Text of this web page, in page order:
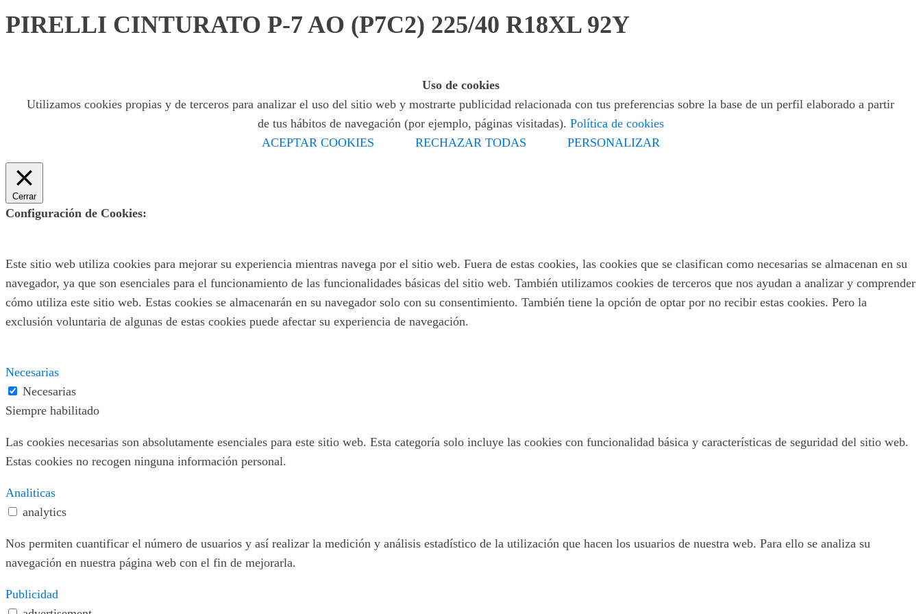
PIRELLI CINTURATO P-7 AO (P7C2) 225/40 R18XL 92Y
Uso de cookies
Utilizamos cookies propias y de terceros para analizar el uso del sitio web y mostrarte publicidad relacionada con tus preferencias sobre la base de un perfil elaborado a partir
de tus hábitos de navegación (por ejemplo, páginas visitadas). Política de cookies
ACEPTAR COOKIES
RECHAZAR TODAS PERSONALIZAR
Cerrar
Configuración de Cookies:
Este sitio web utiliza cookies para mejorar su experiencia mientras navega por el sitio web. Fuera de estas cookies, las cookies que se clasifican como necesarias se almacenan en su
navegador, ya que son esenciales para el funcionamiento de las funcionalidades básicas del sitio web. También utilizamos cookies de terceros que nos ayudan a analizar y comprender
cómo utiliza este sitio web. Estas cookies se almacenarán en su navegador solo con su consentimiento. También tiene la opción de optar por no recibir estas cookies. Pero la
exclusión voluntaria de algunas de estas cookies puede afectar su experiencia de navegación.
Necesarias
Necesarias
Siempre habilitado
Las cookies necesarias son absolutamente esenciales para este sitio web. Esta categoría solo incluye las cookies con funcionalidad básica y características de seguridad del sitio web.
Estas cookies no recogen ninguna información personal.
Analiticas
analytics
Nos permiten cuantificar el número de usuarios y así realizar la medición y análisis estadístico de la utilización que hacen los usuarios de nuestra web. Para ello se analiza su
navegación en nuestra página web con el fin de mejorarla.
Publicidad